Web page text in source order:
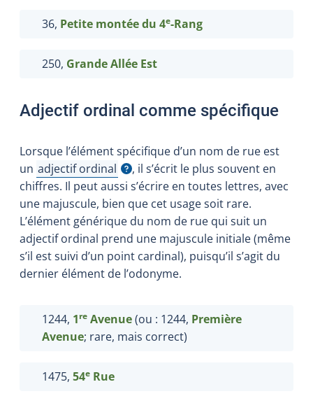
36, Petite montée du 4e-Rang
250, Grande Allée Est
Adjectif ordinal comme spécifique
Lorsque l’élément spécifique d’un nom de rue est
un adjectif ordinal
Afficher l'infobulle, il s’écrit le plus souvent en
chiffres. Il peut aussi s’écrire en toutes lettres, avec
une majuscule, bien que cet usage soit rare.
L’élément générique du nom de rue qui suit un
adjectif ordinal prend une majuscule initiale (même
s’il est suivi d’un point cardinal), puisqu’il s’agit du
dernier élément de l’odonyme.
1244, 1re Avenue(ou : 1244, Première
Avenue; rare, mais correct)
1475, 54e Rue